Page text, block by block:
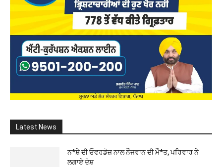
Latest News
ਨ*ਸ਼ੇ ਦੀ ਓਵਰਡੋਜ਼ ਨਾਲ ਨੌਜਵਾਨ ਦੀ ਮੌ*ਤ, ਪਰਿਵਾਰ ਨੇ
ਲਗਾਏ ਦੋਸ਼